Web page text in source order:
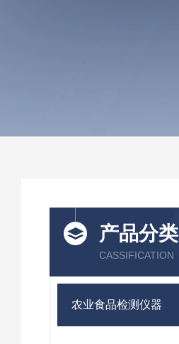
产品分类
CASSIFICATION
农业食品检测仪器